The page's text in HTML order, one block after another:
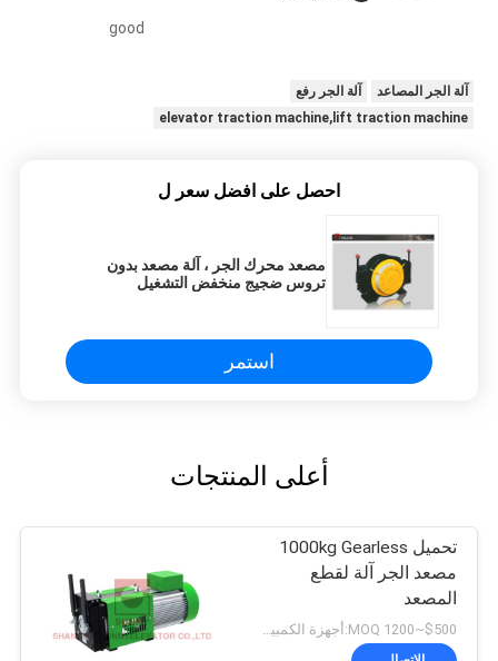
good
آلة الجر المصاعد
آلة الجر رفع
elevator traction machine,lift traction machine
احصل على افضل سعر ل
مصعد محرك الجر ، آلة مصعد بدون
تروس ضجيج منخفض التشغيل
استمر
أعلى المنتجات
تحميل 1000kg Gearless
مصعد الجر آلة لقطع
المصعد